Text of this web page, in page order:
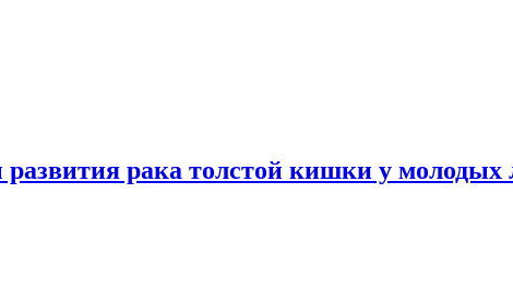
рака толстой кишки у молодых